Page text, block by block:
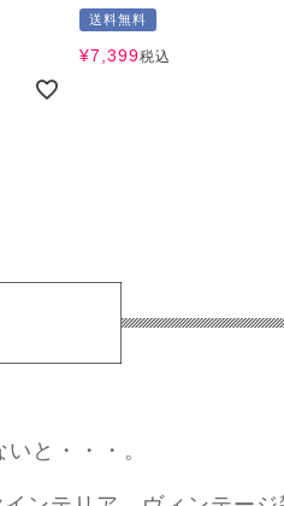
送料無料
¥7,399税込
と・・・。